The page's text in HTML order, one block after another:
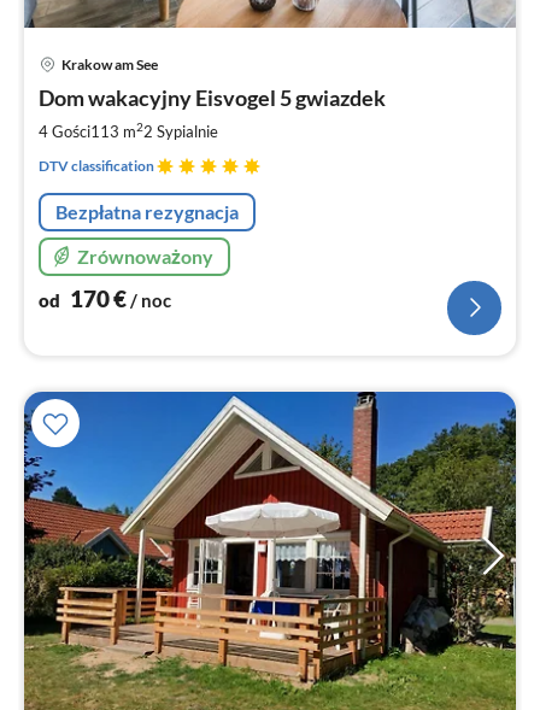
Krakow am See
Dom wakacyjny Eisvogel 5 gwiazdek
4 Gości113 m22 Sypialnie
DTV classification
Bezpłatna rezygnacja
Zrównoważony
od 170€/ noc